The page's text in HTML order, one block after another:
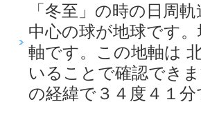
「冬至」の時の日周
中心の球が地球です
軸です。この地軸は
いることで確認でき
の経緯で３４度４１分